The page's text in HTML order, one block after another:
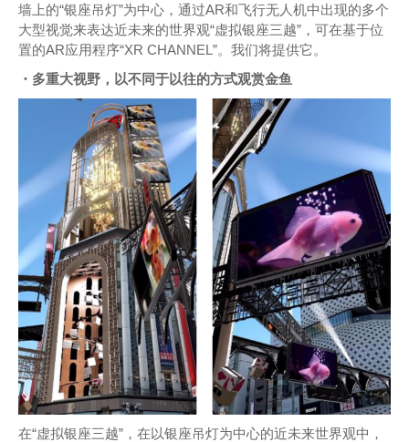
墙上的“银座吊灯”为中心，通过AR和飞行无人机中出现的多个
大型视觉来表达近未来的世界观“虚拟银座三越”，可在基于位
置的AR应用程序“XR CHANNEL”。我们将提供它。
・多重大视野，以不同于以往的方式观赏金鱼
在“虚拟银座三越”，在以银座吊灯为中心的近未来世界观中，